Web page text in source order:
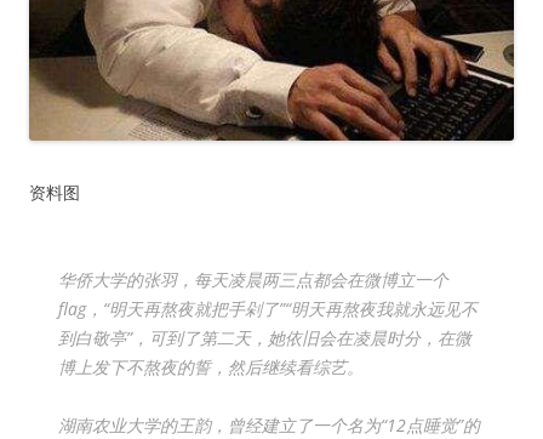
资料图
华侨大学的张羽，每天凌晨两三点都会在微博立一个
flag，“明天再熬夜就把手剁了”“明天再熬夜我就永远见不
到白敬亭”，可到了第二天，她依旧会在凌晨时分，在微
博上发下不熬夜的誓，然后继续看综艺。
湖南农业大学的王韵，曾经建立了一个名为“12点睡觉”的